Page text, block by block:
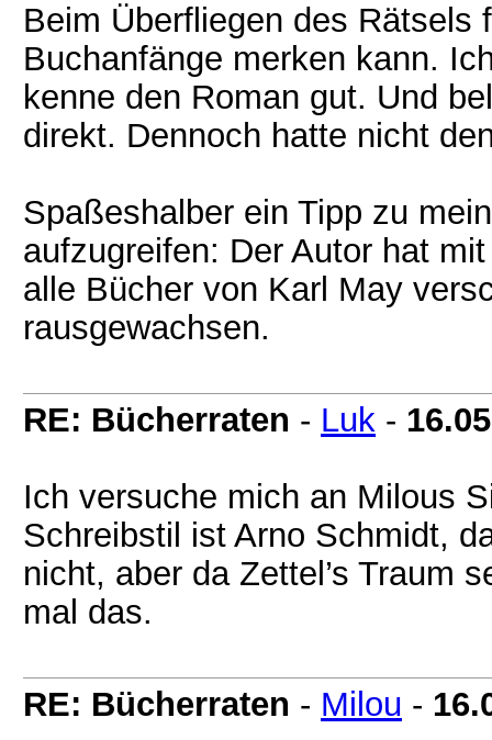
Beim Überfliegen des
Buchanfänge merken kann.
kenne den Roman gut. Und
direkt. Dennoch hatte nicht
Spaßeshalber ein Tipp zu
aufzugreifen: Der Autor hat
alle Bücher von Karl May
rausgewachsen.
RE: Bücherraten - Luk -
Ich versuche mich an Milous
Schreibstil ist Arno Schmidt,
nicht, aber da Zettel’s Traum
mal das.
RE: Bücherraten - Milou -